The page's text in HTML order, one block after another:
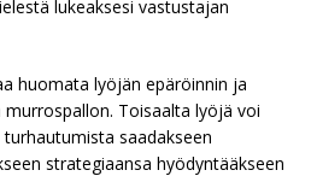
lukeaksesi vastustajan
huomata lyöjän epäröinnin ja
Toisaalta lyöjä voi
saadakseen
strategiaansa hyödyntääkseen